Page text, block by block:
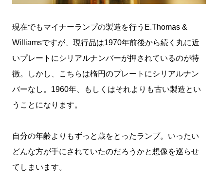
現在でもマイナーランプの製造を行うE.Thomas &
Williamsですが、現行品は1970年前後から続く丸に近
いプレートにシリアルナンバーが押されているのが特
徴。しかし、こちらは楕円のプレートにシリアルナン
バーなし。1960年、もしくはそれよりも古い製造とい
うことになります。
自分の年齢よりもずっと歳をとったランプ。いったい
どんな方が手にされていたのだろうかと想像を巡らせ
てしまいます。